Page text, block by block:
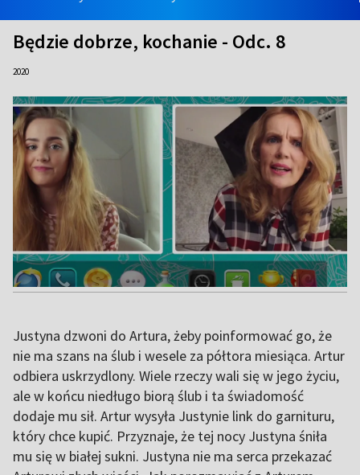
Będzie dobrze, kochanie - Odc. 8
2020
Justyna dzwoni do Artura, żeby poinformować go, że
nie ma szans na ślub i wesele za półtora miesiąca. Artur
odbiera uskrzydlony. Wiele rzeczy wali się w jego życiu,
ale w końcu niedługo biorą ślub i ta świadomość
dodaje mu sił. Artur wysyła Justynie link do garnituru,
który chce kupić. Przyznaje, że tej nocy Justyna śniła
mu się w białej sukni. Justyna nie ma serca przekazać